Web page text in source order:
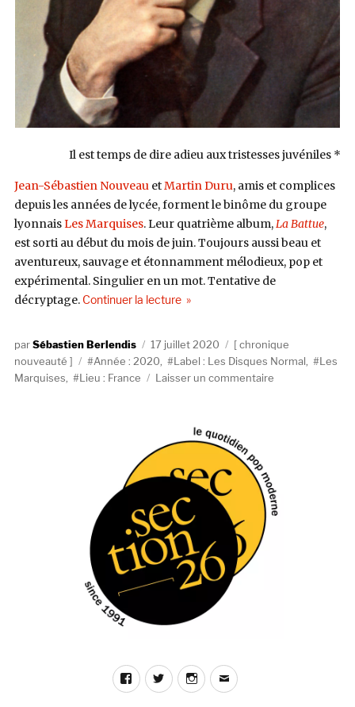
Il est temps de dire adieu aux tristesses juvéniles *
Jean-Sébastien Nouveau etMartin Duru, amis et complices
depuis les années de lycée, forment le binôme du groupe
lyonnaisLes Marquises. Leur quatrième album, La Battue,
est sorti au début du mois de juin. Toujours aussi beau et
aventureux, sauvage et étonnamment mélodieux, pop et
expérimental. Singulier en un mot. Tentative de
décryptage. Continuer la lecturede « Les Marquises, La Battue
AuteurSébastien Berlendis
Publié
le
17 juillet 2020 Catégories
chronique
nouveauté
Étiquettes
Année : 2020 Label : Les Disques Normal
Les
Marquises
Lieu : France Laisser un commentaire
Normal)
FacebookTwitterInstagram
E-